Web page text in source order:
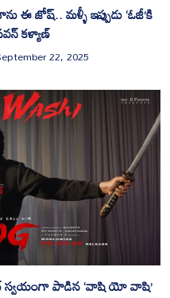
ఈ జోష్.. మళ్ళీ ఇప్పుడు ‘ఓజీ’కి
కళ్యాణ్
22, 2025
స్వయంగా పాడిన ‘వాషి యో వాషి’